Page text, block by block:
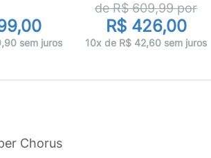
sem juros
de R$609,99por
R$ 426,00
10x de R$ 42,60 sem juros
Chorus